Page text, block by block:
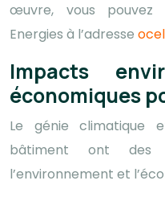
œuvre, vous pouvez
Energies à l’adresse
Impacts
économiques
Le génie climatique
bâtiment ont des
l’environnement et